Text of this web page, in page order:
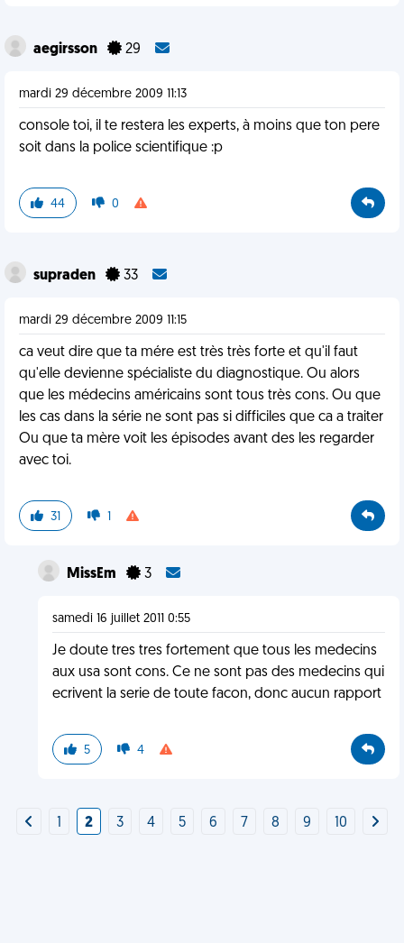
aegirsson 29
mardi 29 décembre 2009 11:13
console toi, il te restera les experts, à moins que ton pere
soit dans la police scientifique :p
44 0
supraden 33
mardi 29 décembre 2009 11:15
ca veut dire que ta mére est très très forte et qu'il faut
qu'elle devienne spécialiste du diagnostique. Ou alors
que les médecins américains sont tous très cons. Ou que
les cas dans la série ne sont pas si difficiles que ca a traiter
Ou que ta mère voit les épisodes avant des les regarder
avec toi.
31 1
MissEm 3
samedi 16 juillet 2011 0:55
Je doute tres tres fortement que tous les medecins
aux usa sont cons. Ce ne sont pas des medecins qui
ecrivent la serie de toute facon, donc aucun rapport
5 4
2 3 4 5 6 7 8 9 10